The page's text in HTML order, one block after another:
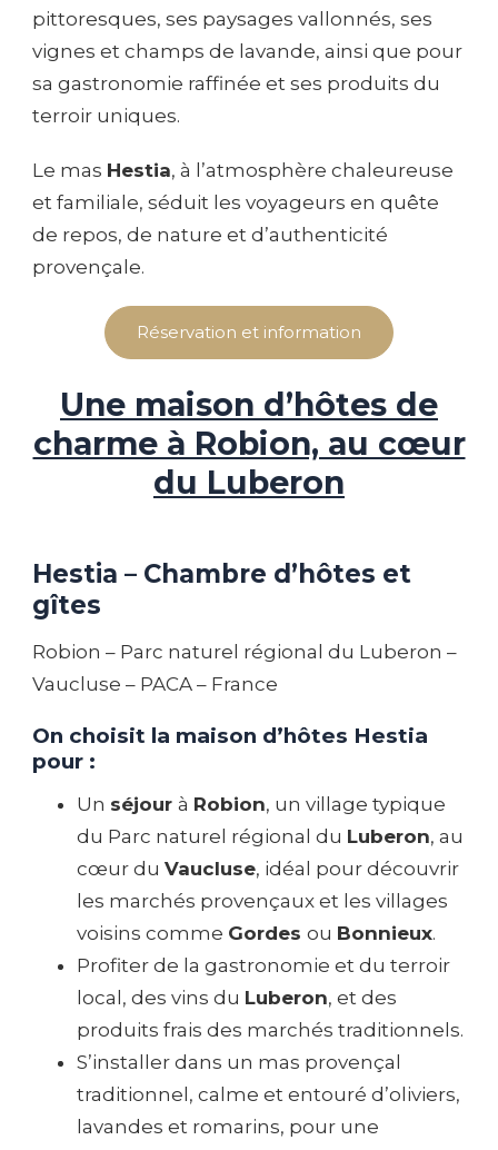
pittoresques, ses paysages vallonnés, ses
vignes et champs de lavande, ainsi que pour
sa gastronomie raffinée et ses produits du
terroir uniques.
Le mas Hestia, à l’atmosphère chaleureuse
et familiale, séduit les voyageurs en quête
de repos, de nature et d’authenticité
provençale.
Réservation et information
Une maison d’hôtes de
charme à Robion, au cœur
du Luberon
Hestia – Chambre d’hôtes et
gîtes
Robion – Parc naturel régional du Luberon –
Vaucluse – PACA – France
On choisit la maison d’hôtes Hestia
pour :
Un séjour à Robion, un village typique
du Parc naturel régional du Luberon, au
cœur du Vaucluse, idéal pour découvrir
les marchés provençaux et les villages
voisins comme Gordes ou Bonnieux.
Profiter de la gastronomie et du terroir
local, des vins du Luberon, et des
produits frais des marchés traditionnels.
S’installer dans un mas provençal
traditionnel, calme et entouré d’oliviers,
lavandes et romarins, pour une